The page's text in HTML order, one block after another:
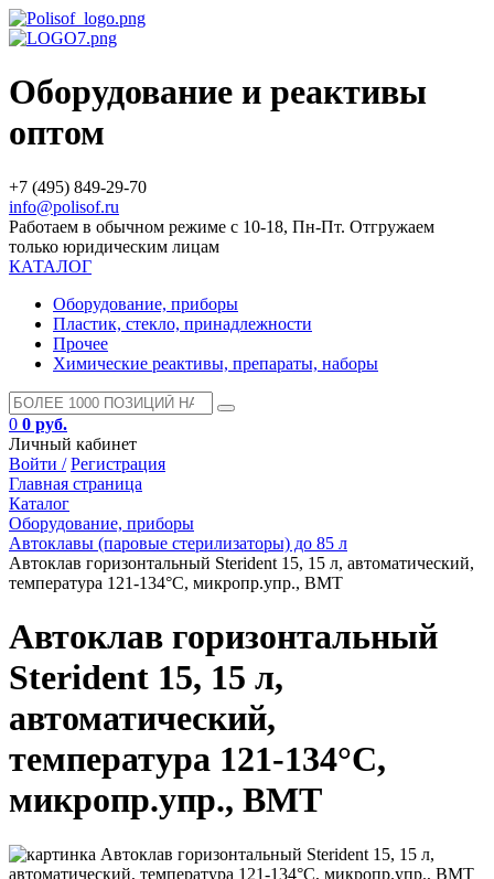
Оборудование и реактивы
оптом
+7 (495) 849-29-70
info@polisof.ru
Работаем в обычном режиме с 10-18, Пн-Пт. Отгружаем
только юридическим лицам
КАТАЛОГ
Оборудование, приборы
Пластик, стекло, принадлежности
Прочее
Химические реактивы, препараты, наборы
0 0 руб.
Личный кабинет
Войти / Регистрация
Главная страница
Каталог
Оборудование, приборы
Автоклавы (паровые стерилизаторы) до 85 л
Автоклав горизонтальный Sterident 15, 15 л, автоматический,
температура 121-134°С, микропр.упр., BMT
Автоклав горизонтальный
Sterident 15, 15 л,
автоматический,
температура 121-134°С,
микропр.упр., BMT